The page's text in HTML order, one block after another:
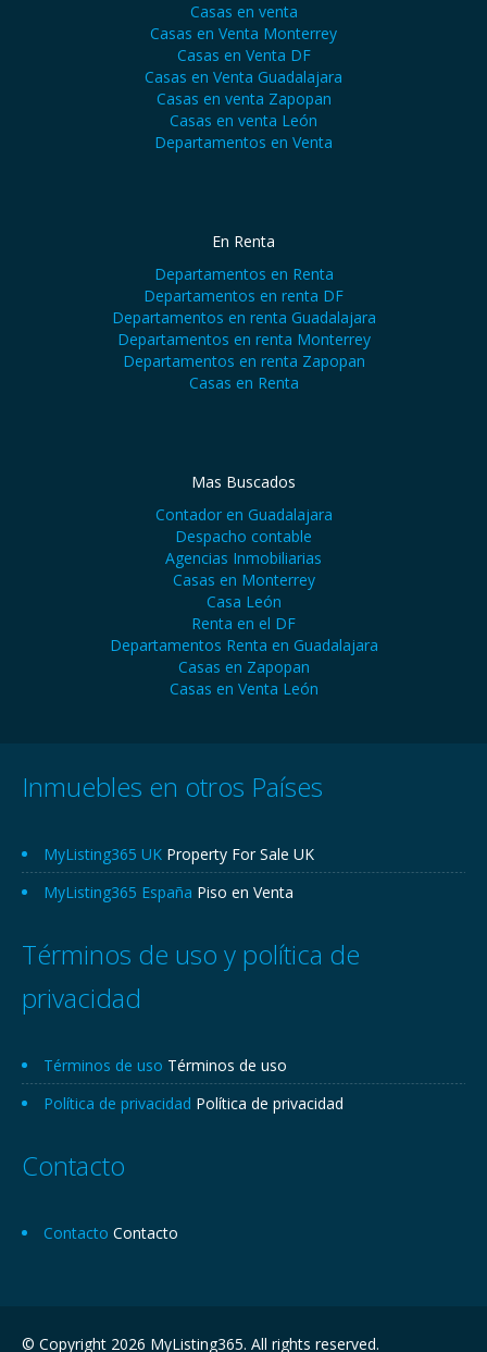
Casas en venta
Casas en Venta Monterrey
Casas en Venta DF
Casas en Venta Guadalajara
Casas en venta Zapopan
Casas en venta León
Departamentos en Venta
En Renta
Departamentos en Renta
Departamentos en renta DF
Departamentos en renta Guadalajara
Departamentos en renta Monterrey
Departamentos en renta Zapopan
Casas en Renta
Mas Buscados
Contador en Guadalajara
Despacho contable
Agencias Inmobiliarias
Casas en Monterrey
Casa León
Renta en el DF
Departamentos Renta en Guadalajara
Casas en Zapopan
Casas en Venta León
Inmuebles en otros Países
MyListing365 UK Property For Sale UK
MyListing365 España Piso en Venta
Términos de uso y política de
privacidad
Términos de uso Términos de uso
Política de privacidad Política de privacidad
Contacto
Contacto Contacto
© Copyright 2026 MyListing365. All rights reserved.